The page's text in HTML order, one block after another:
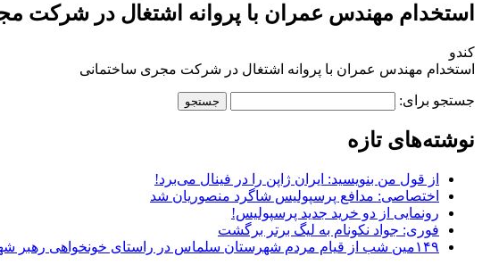
استخدام مهندس عمران با پروانه اشتغال در شرکت
کندو
استخدام مهندس عمران با پروانه اشتغال در شرکت مجری ساختمانی
جستجو برای:
نوشته‌های تازه
از قول من بنویسید: ایران ژاپن را در فینال می‌برد!
اختصاصی: مدافع پرسپولیس شاگرد منصوریان شد
رونمایی از دو خرید جدید پرسپولیس!
فوری: جواد نکونام به لیگ برتر برگشت
۱۴۹مین شب از قیام مردم شهرستان سلماس در راستای خونخواهی رهبر شهید + تصاویر